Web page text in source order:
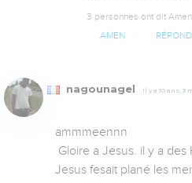
3 personnes ont dit Amen
AMEN
nagounagel Il y a 10 ans, 3
ammmeennn
Jesus fesait plané les